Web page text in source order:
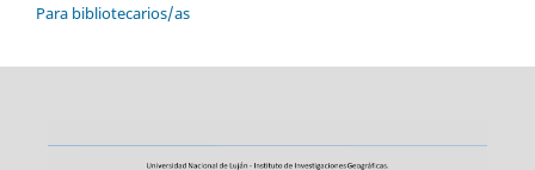
Para bibliotecarios/as